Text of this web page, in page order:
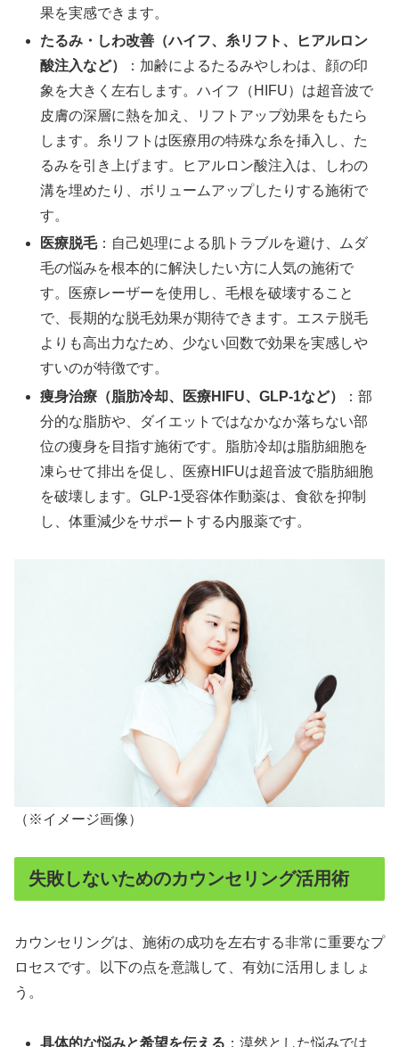
果を実感できます。
たるみ・しわ改善（ハイフ、糸リフト、ヒアルロン
酸注入など）
：加齢によるたるみやしわは、顔の印
象を大きく左右します。ハイフ（HIFU）は超音波で
皮膚の深層に熱を加え、リフトアップ効果をもたら
します。糸リフトは医療用の特殊な糸を挿入し、た
るみを引き上げます。ヒアルロン酸注入は、しわの
溝を埋めたり、ボリュームアップしたりする施術で
す。
医療脱毛：自己処理による肌トラブルを避け、ムダ
毛の悩みを根本的に解決したい方に人気の施術で
す。医療レーザーを使用し、毛根を破壊すること
で、長期的な脱毛効果が期待できます。エステ脱毛
よりも高出力なため、少ない回数で効果を実感しや
すいのが特徴です。
痩身治療（脂肪冷却、医療HIFU、GLP-1など）
：部
分的な脂肪や、ダイエットではなかなか落ちない部
位の痩身を目指す施術です。脂肪冷却は脂肪細胞を
凍らせて排出を促し、医療HIFUは超音波で脂肪細胞
を破壊します。GLP-1受容体作動薬は、食欲を抑制
し、体重減少をサポートする内服薬です。
（※イメージ画像）
失敗しないためのカウンセリング活用術
カウンセリングは、施術の成功を左右する非常に重要なプ
ロセスです。以下の点を意識して、有効に活用しましょ
う。
具体的な悩みと希望を伝える ：漠然とした悩みでは